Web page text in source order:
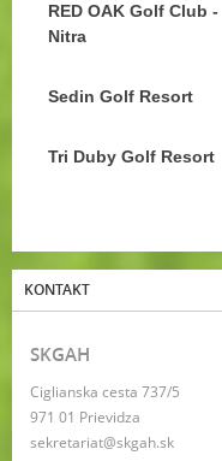
RED OAK Golf Club -
Nitra
Sedin Golf Resort
Tri Duby Golf Resort
KONTAKT
SKGAH
Ciglianska cesta 737/5
971 01 Prievidza
sekretariat@skgah.sk